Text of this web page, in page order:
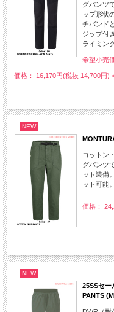
グパンツ
ップ形状
チバンド
ジップ付
ライミン
希望小売
価格： 16,170円(税抜 14,700円)
NEW
コットン
グパンツ
ット装備
ット可能
価格：
NEW
25SSセ
PANTS